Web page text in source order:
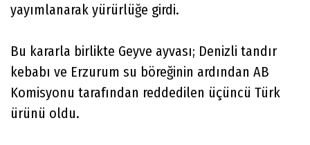
yayımlanarak yürürlüğe girdi.
Bu kararla birlikte Geyve ayvası; Denizli tandır
kebabı ve Erzurum su böreğinin ardından AB
Komisyonu tarafından reddedilen üçüncü Türk
ürünü oldu.